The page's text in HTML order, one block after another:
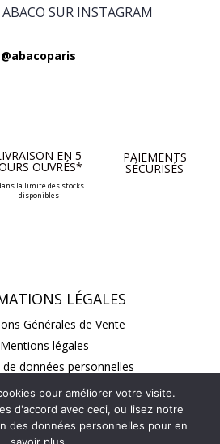
SUR INSTAGRAM
@abacoparis
EN 5
OUVRÉS*
la limite des stocks
disponibles
PAIEMENTS
SÉCURISÉS
LÉGALES
Générales de Vente
Mentions légales
données personnelles
de retour
pour améliorer votre visite.
d'accord avec ceci, ou lisez notre
des données personnelles pour en